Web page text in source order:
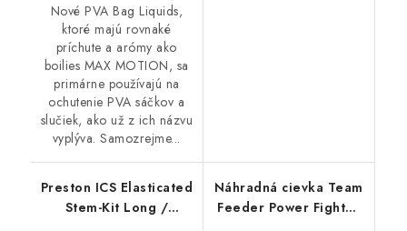
Nové PVA Bag Liquids,
ktoré majú rovnaké
príchute a arómy ako
boilies MAX MOTION, sa
primárne používajú na
ochutenie PVA sáčkov a
slučiek, ako už z ich názvu
vyplýva. Samozrejme...
Preston ICS Elasticated
Stem-Kit Long /
Náhradná cievka Team
Feeder Power Fighter